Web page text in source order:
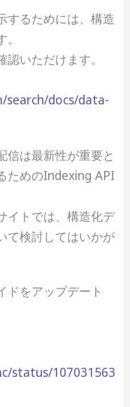
するためには、構造
いただけます。
search/docs/data-
信は最新性が重要と
ためのIndexing API
イトでは、構造化デ
て検討してはいかが
ドをアップデート
status/107031563